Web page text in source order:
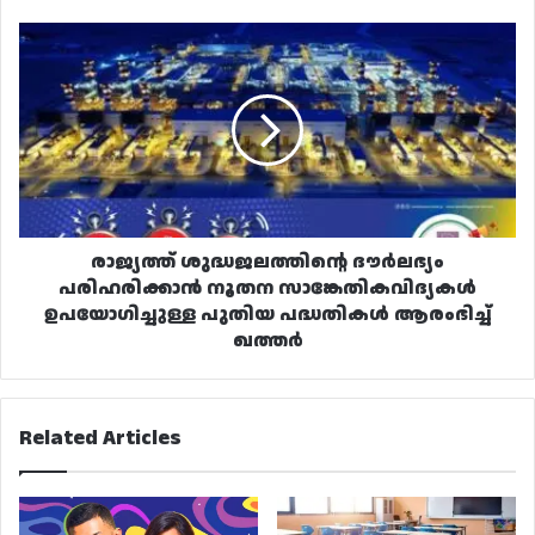
രാജ്യത്ത്
ശുദ്ധജലത്തിന്റെ
ദൗർലഭ്യം
പരിഹരിക്കാൻ
നൂതന
സാങ്കേതികവിദ്യകൾ
ഉപയോഗിച്ചുള്ള
പുതിയ
പദ്ധതികൾ
ഖത്തർ
രാജ്യത്ത് ശുദ്ധജലത്തിന്റെ ദൗർലഭ്യം
പരിഹരിക്കാൻ നൂതന സാങ്കേതികവിദ്യകൾ
ഉപയോഗിച്ചുള്ള പുതിയ പദ്ധതികൾ ആരംഭിച്ച്
ഖത്തർ
Related Articles